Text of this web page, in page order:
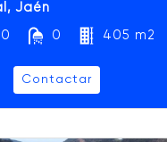
Jaén
0 0 405 m2
Contactar